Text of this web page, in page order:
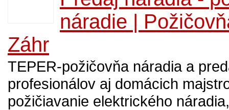
náradie |
Záhr
TEPER-požičovňa náradia a
profesionálov aj domácich
požičiavanie elektrického